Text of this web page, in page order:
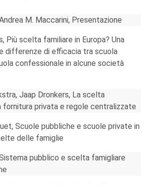
M. Maccarini, Presentazione
Più scelta familiare in Europa? Una
differenze di efficacia tra scuola
confessionale in alcune società
Jaap Dronkers, La scelta
privata e regole centralizzate
Scuole pubbliche e scuole private in
delle famiglie
pubblico e scelta famigliare